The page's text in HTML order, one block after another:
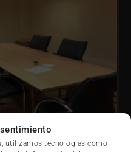
utilizamos tecnologías como